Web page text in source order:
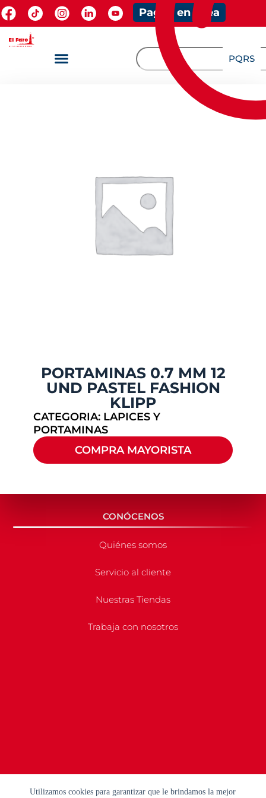
Utilizamos cookies para garantizar que le brindamos la mejor
Pagos en línea
PQRS
PORTAMINAS 0.7 MM 12
UND PASTEL FASHION
KLIPP
CATEGORIA: LAPICES Y
PORTAMINAS
COMPRA MAYORISTA
CONÓCENOS
Quiénes somos
Servicio al cliente
Nuestras Tiendas
Trabaja con nosotros